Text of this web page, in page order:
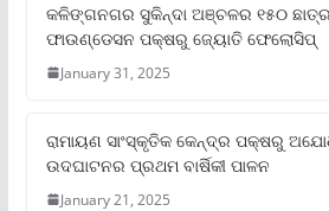
କଳିଙ୍ଗନଗର ସୁକିନ୍ଦା ଅଞ୍ଚଳର ୧୫୦
ଫାଉଣ୍ଡେସନ ପକ୍ଷରୁ ଜ୍ୟୋତି ଫେଲୋସିପ୍‌
January 31, 2025
ରାମାୟଣ ସାଂସ୍କୃତିକ କେନ୍ଦ୍ର ପକ୍ଷରୁ
ଉଦଘାଟନର ପ୍ରଥମ ବାର୍ଷିକୀ ପାଳନ
January 21, 2025